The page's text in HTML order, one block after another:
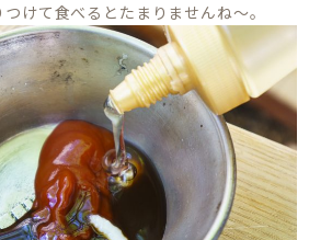
けて食べるとたまりませんね～。